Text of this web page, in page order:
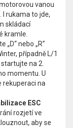
vanou
I rukama to jde,
skládací
kramle.
„D“ nebo „R“
případně L/1
na 2.
momentu. U
rekuperaci na
ESC
rozjetí ve
aby se